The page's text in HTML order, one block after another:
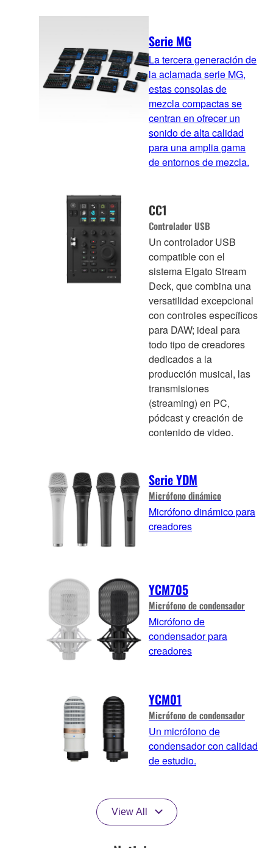
Serie MG
La tercera generación de
la aclamada serie MG,
estas consolas de
mezcla compactas se
centran en ofrecer un
sonido de alta calidad
para una amplia gama
de entornos de mezcla.
CC1
Controlador USB
Un controlador USB
compatible con el
sistema Elgato Stream
Deck, que combina una
versatilidad excepcional
con controles específicos
para DAW; ideal para
todo tipo de creadores
dedicados a la
producción musical, las
transmisiones
(streaming) en PC,
pódcast y creación de
contenido de video.
Serie YDM
Micrófono dinámico
Micrófono dinámico para
creadores
YCM705
Micrófono de condensador
Micrófono de
condensador para
creadores
YCM01
Micrófono de condensador
Un micrófono de
condensador con calidad
de estudio.
View All